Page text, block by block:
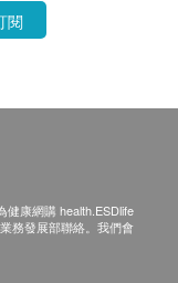
產品有任何殘缺
須保留有效收據
閱
康網購 health.ESDlife
務發展部聯絡。我們會